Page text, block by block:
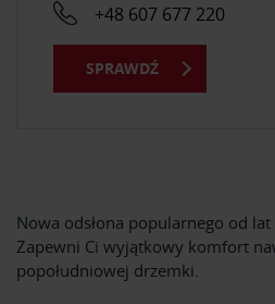
Nowa odsłona popularnego od
Zapewni Ci wyjątkowy komfort
popołudniowej drzemki.
+48 607 677 220
SPRAWDŹ